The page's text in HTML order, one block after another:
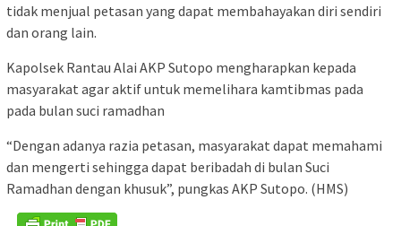
tidak menjual petasan yang dapat membahayakan diri sendiri
dan orang lain.
Kapolsek Rantau Alai AKP Sutopo mengharapkan kepada
masyarakat agar aktif untuk memelihara kamtibmas pada
pada bulan suci ramadhan
“Dengan adanya razia petasan, masyarakat dapat memahami
dan mengerti sehingga dapat beribadah di bulan Suci
Ramadhan dengan khusuk”, pungkas AKP Sutopo. (HMS)